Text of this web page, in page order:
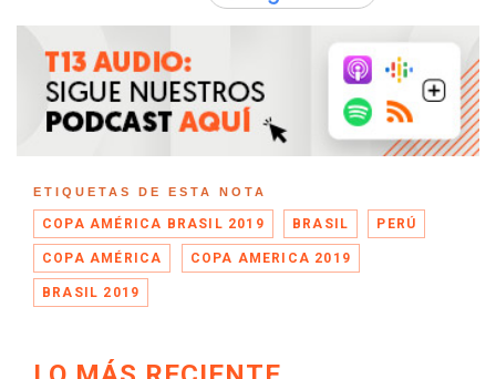
ETIQUETAS DE ESTA NOTA
COPA AMÉRICA BRASIL 2019 BRASIL PERÚ
COPA AMÉRICA COPA AMERICA 2019
BRASIL 2019